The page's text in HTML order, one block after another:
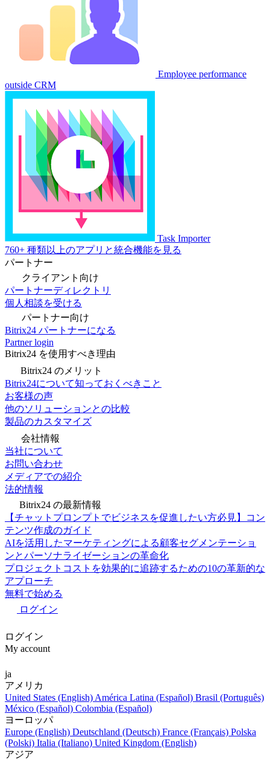
Employee performance
outside CRM
Task Importer
760+ 種類以上のアプリと統合機能を見る
パートナー
クライアント向け
パートナーディレクトリ
個人相談を受ける
パートナー向け
Bitrix24 パートナーになる
Partner login
Bitrix24 を使用すべき理由
Bitrix24 のメリット
Bitrix24について知っておくべきこと
お客様の声
他のソリューションとの比較
製品のカスタマイズ
会社情報
当社について
お問い合わせ
メディアでの紹介
法的情報
Bitrix24 の最新情報
【チャットプロンプトでビジネスを促進したい方必見】コン
テンツ作成のガイド
AIを活用したマーケティングによる顧客セグメンテーショ
ンとパーソナライゼーションの革命化
プロジェクトコストを効果的に追跡するための10の革新的な
アプローチ
無料で始める
ログイン
ログイン
My account
ja
アメリカ
United States (English) América Latina (Español) Brasil (Português)
México (Español) Colombia (Español)
ヨーロッパ
Europe (English) Deutschland (Deutsch) France (Français) Polska
(Polski) Italia (Italiano) United Kingdom (English)
アジア